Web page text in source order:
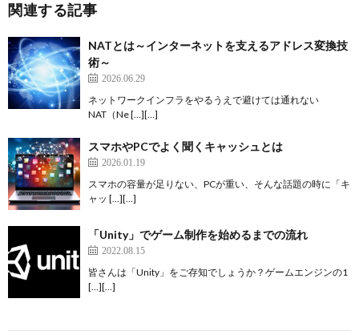
関連する記事
NATとは～インターネットを支えるアドレス変換技
術～
2026.06.29
ネットワークインフラをやるうえで避けては通れない
NAT（Ne […][…]
スマホやPCでよく聞くキャッシュとは
2026.01.19
スマホの容量が足りない、PCが重い、そんな話題の時に「キ
ャッ […][…]
「Unity」でゲーム制作を始めるまでの流れ
2022.08.15
皆さんは「Unity」をご存知でしょうか？ゲームエンジンの1
[…][…]